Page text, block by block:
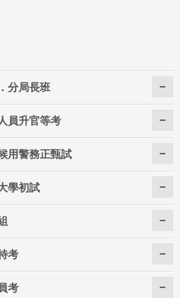
分局長班
員升官等考
用警務正甄試
學初試
考
考